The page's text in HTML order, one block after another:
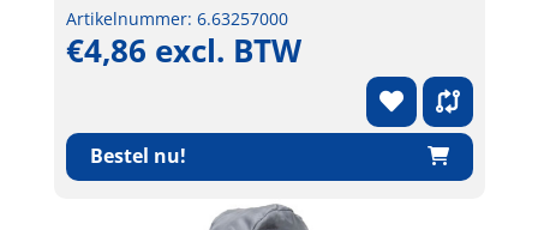
Artikelnummer: 6.63257000
€4,86 excl. BTW
Bestel nu!